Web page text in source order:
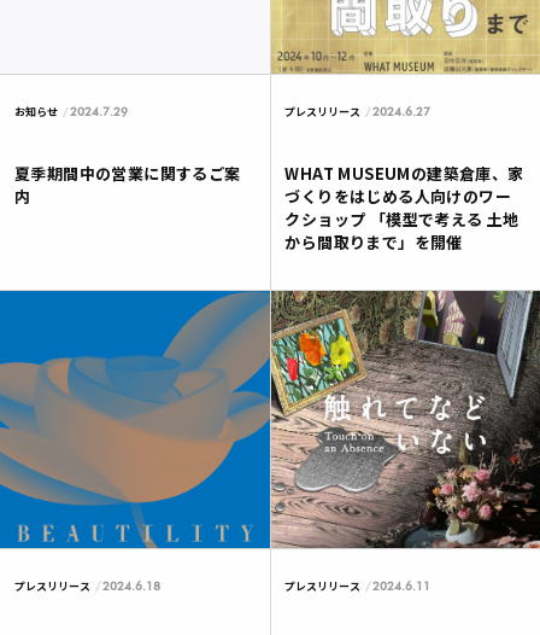
お知らせ 2024.7.29
夏季期間中の営業に関するご案
内
プレスリリース 2024.6.27
WHAT MUSEUMの建築倉庫、家
づくりをはじめる人向けのワー
クショップ 「模型で考える 土地
から間取りまで」を開催
プレスリリース 2024.6.18 プレスリリース 2024.6.11